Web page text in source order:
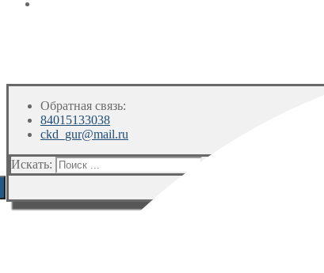
Обратная связь:
84015133038
ckd_gur@mail.ru
Искать: